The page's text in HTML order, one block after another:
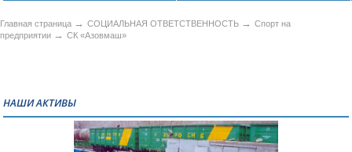
Главная страница → СОЦИАЛЬНАЯ ОТВЕТСТВЕННОСТЬ → Спорт на
предприятии → СК «Азовмаш»
НАШИ АКТИВЫ